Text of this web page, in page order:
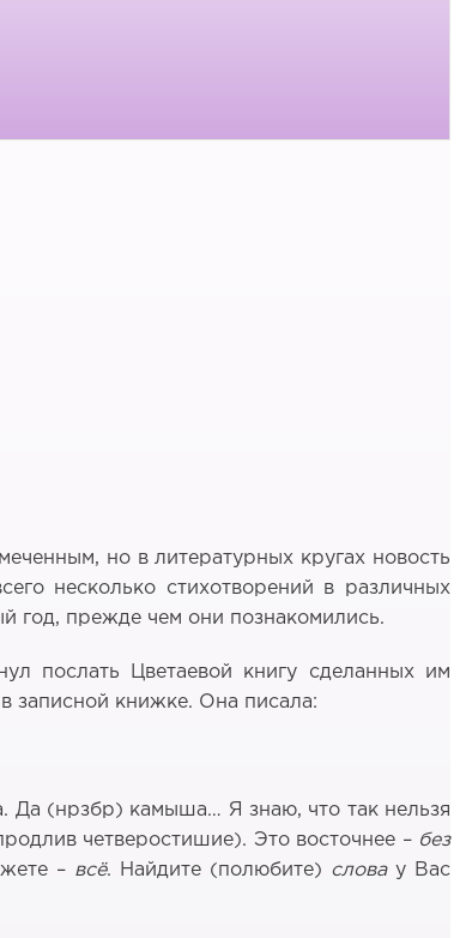
но в литературных кругах новость
несколько стихотворений в различных
год, прежде чем они познакомились.
послать Цветаевой книгу сделанных им
записной книжке. Она писала:
(нрзбр) камыша… Я знаю, что так нельзя
четверостишие). Это восточнее –без
– всё. Найдите (полюбите) словау Вас